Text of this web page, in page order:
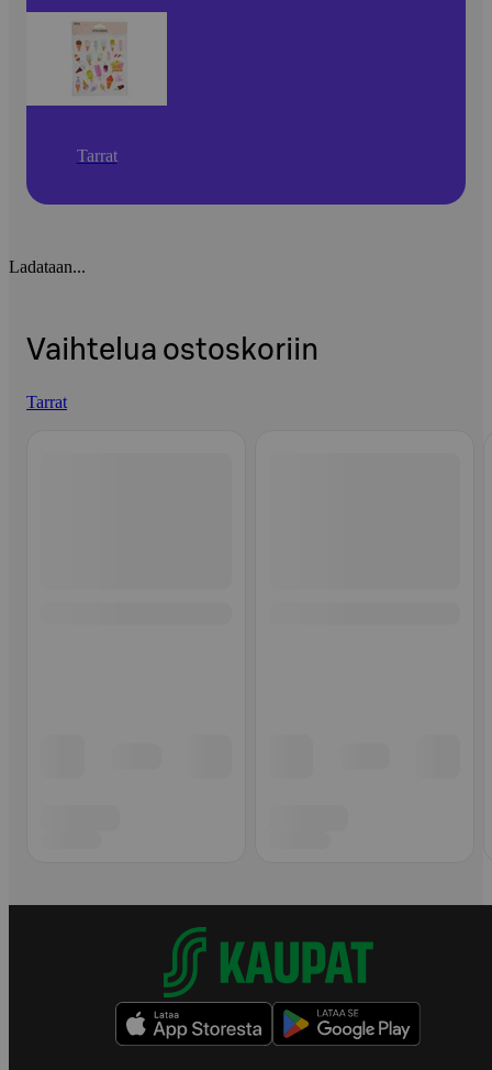
Tarrat
Ladataan...
Vaihtelua ostoskoriin
Tarrat